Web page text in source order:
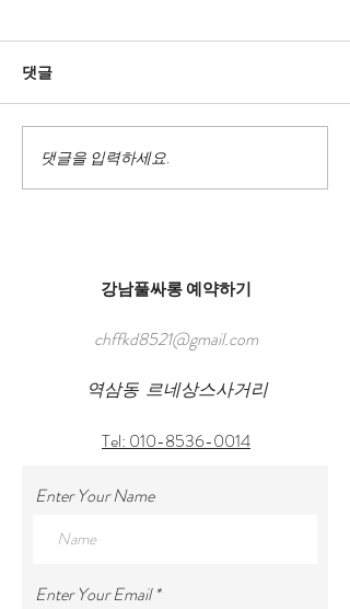
강남룸싸롱 세인트룸
댓글
댓글을 입력하세요.
강남풀싸롱 예약하기
chffkd8521@gmail.com
역삼동 르네상스사거리
Tel: 010-8536-0014
Enter Your Name
Enter Your Email